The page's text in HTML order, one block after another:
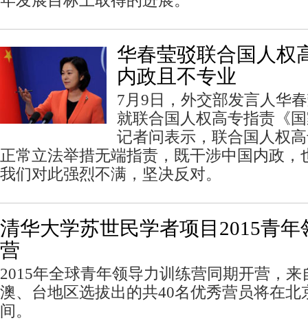
华春莹驳联合国人权
内政且不专业
7月9日，外交部发言人华
就联合国人权高专指责《
记者问表示，联合国人权
正常立法举措无端指责，既干涉中国内政，
我们对此强烈不满，坚决反对。
清华大学苏世民学者项目2015青
营
2015年全球青年领导力训练营同期开营，
澳、台地区选拔出的共40名优秀营员将在北
间。